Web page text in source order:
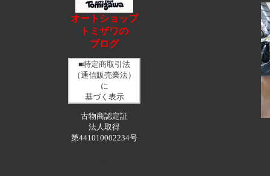
オートショップ
トミザワの
ブログ
■特定商取引法
（通信販売業法）
に
基づく表示
古物商認定証
法人取得
第441010002234号